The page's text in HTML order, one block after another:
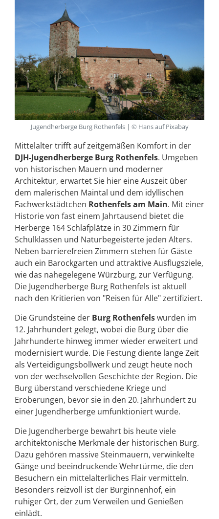
Jugendherberge Burg Rothenfels | © Hans auf Pixabay
Mittelalter trifft auf zeitgemäßen Komfort in der
DJH-Jugendherberge Burg Rothenfels. Umgeben
von historischen Mauern und moderner
Architektur, erwartet Sie hier eine Auszeit über
dem malerischen Maintal und dem idyllischen
Fachwerkstädtchen Rothenfels am Main. Mit einer
Historie von fast einem Jahrtausend bietet die
Herberge 164 Schlafplätze in 30 Zimmern für
Schulklassen und Naturbegeisterte jeden Alters.
Neben barrierefreien Zimmern stehen für Gäste
auch ein Barockgarten und attraktive Ausflugsziele,
wie das nahegelegene Würzburg, zur Verfügung.
Die Jugendherberge Burg Rothenfels ist aktuell
nach den Kritierien von "Reisen für Alle" zertifiziert.
Die Grundsteine der Burg Rothenfelswurden im
12. Jahrhundert gelegt, wobei die Burg über die
Jahrhunderte hinweg immer wieder erweitert und
modernisiert wurde. Die Festung diente lange Zeit
als Verteidigungsbollwerk und zeugt heute noch
von der wechselvollen Geschichte der Region. Die
Burg überstand verschiedene Kriege und
Eroberungen, bevor sie in den 20. Jahrhundert zu
einer Jugendherberge umfunktioniert wurde.
Die Jugendherberge bewahrt bis heute viele
architektonische Merkmale der historischen Burg.
Dazu gehören massive Steinmauern, verwinkelte
Gänge und beeindruckende Wehrtürme, die den
Besuchern ein mittelalterliches Flair vermitteln.
Besonders reizvoll ist der Burginnenhof, ein
ruhiger Ort, der zum Verweilen und Genießen
einlädt.